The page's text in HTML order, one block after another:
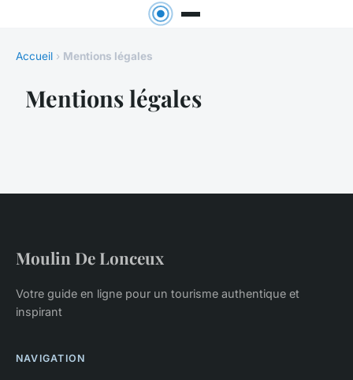
Accueil › Mentions légales
Mentions légales
Moulin De Lonceux
Votre guide en ligne pour un tourisme authentique et
inspirant
NAVIGATION